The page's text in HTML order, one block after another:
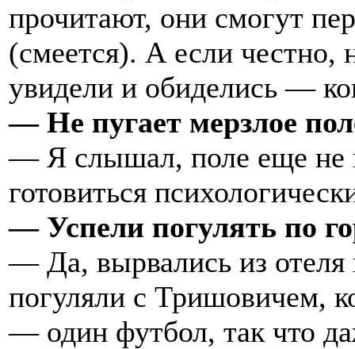
прочитают, они смогут
(смеется). А если честно,
увидели и обиделись —
— Не пугает мерзлое
— Я слышал, поле еще не
готовиться
— Успели погулять по
— Да, вырвались из отеля
погуляли с Тришовичем,
— один футбол, так что